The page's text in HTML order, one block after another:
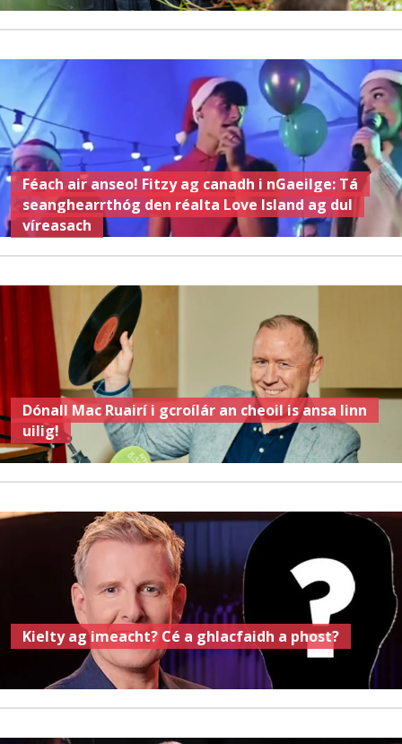
Féach air anseo! Fitzy ag canadh i nGaeilge: Tá
seanghearrthóg den réalta Love Island ag dul
víreasach
Dónall Mac Ruairí i gcroílár an cheoil is ansa linn
uilig!
Kielty ag imeacht? Cé a ghlacfaidh a phost?